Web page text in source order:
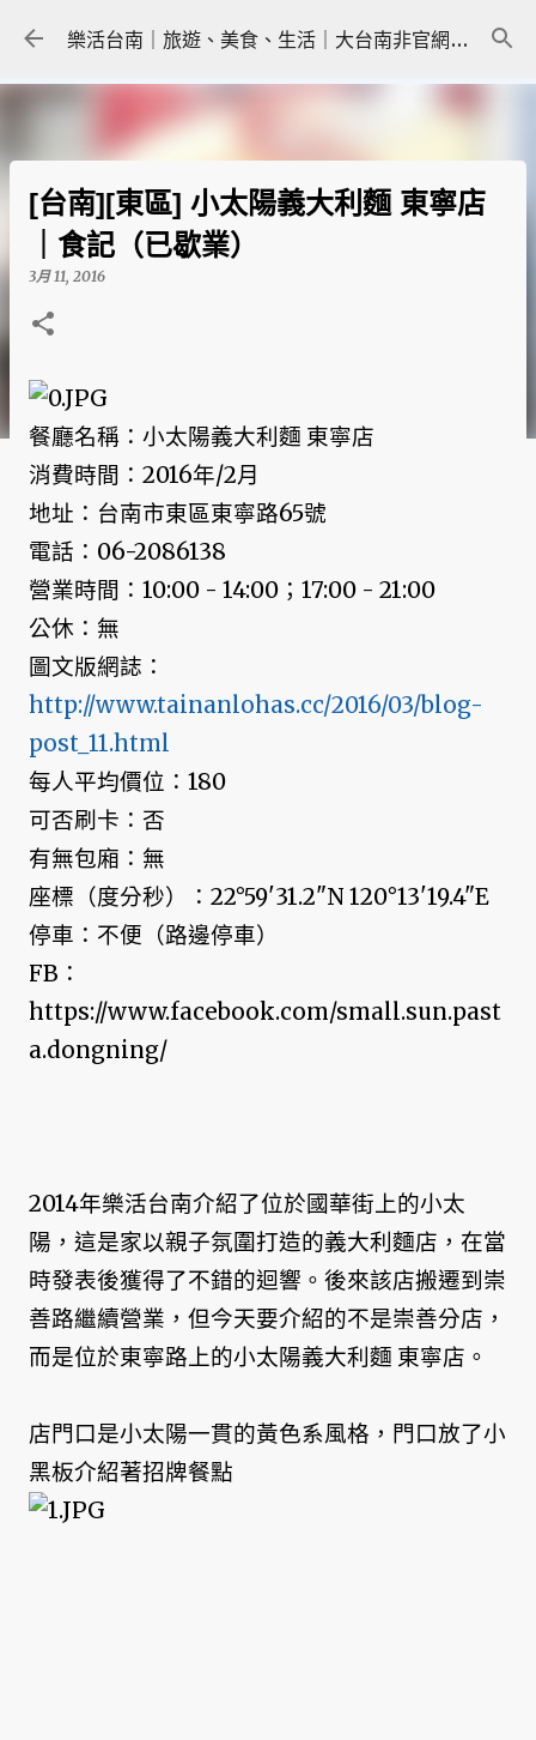
跳到主要內容 樂活台南｜旅遊、美食、生活｜大台南非官網｜tainanlohas.cc
[台南][東區] 小太陽義大利麵 東寧店
｜食記（已歇業）
3月 11, 2016
餐廳名稱：小太陽義大利麵 東寧店
消費時間：2016年/2月
地址：台南市東區東寧路65號
電話：06-2086138
營業時間：10:00 - 14:00；17:00 - 21:00
公休：無
圖文版網誌：
http://www.tainanlohas.cc/2016/03/blog-
post_11.html
每人平均價位：180
可否刷卡：否
有無包廂：無
座標（度分秒）：22°59'31.2"N 120°13'19.4"E
停車：不便（路邊停車）
FB：
https://www.facebook.com/small.sun.past
a.dongning/
2014年樂活台南介紹了位於國華街上的小太
陽，這是家以親子氛圍打造的義大利麵店，在當
時發表後獲得了不錯的迴響。後來該店搬遷到崇
善路繼續營業，但今天要介紹的不是崇善分店，
而是位於東寧路上的小太陽義大利麵 東寧店。
店門口是小太陽一貫的黃色系風格，門口放了小
黑板介紹著招牌餐點